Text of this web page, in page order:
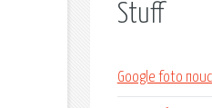
Stuff
Google foto